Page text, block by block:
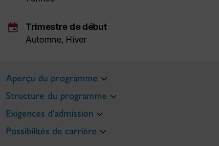
event
Trimestre de début
Automne, Hiver
Aperçu du programme
Structure du programme
Exigences d'admission
Possibilités de carrière